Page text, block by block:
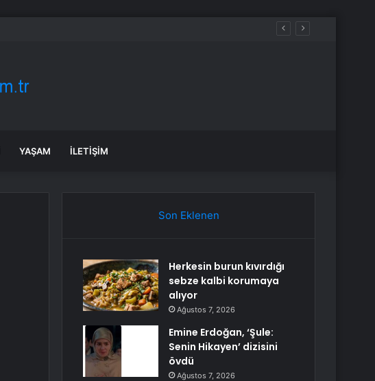
YAŞAM İLETIŞIM
Son Eklenen
Herkesin burun kıvırdığı
sebze kalbi korumaya
alıyor
Ağustos 7, 2026
Emine Erdoğan, ‘Şule:
Senin Hikayen’ dizisini
övdü
Ağustos 7, 2026